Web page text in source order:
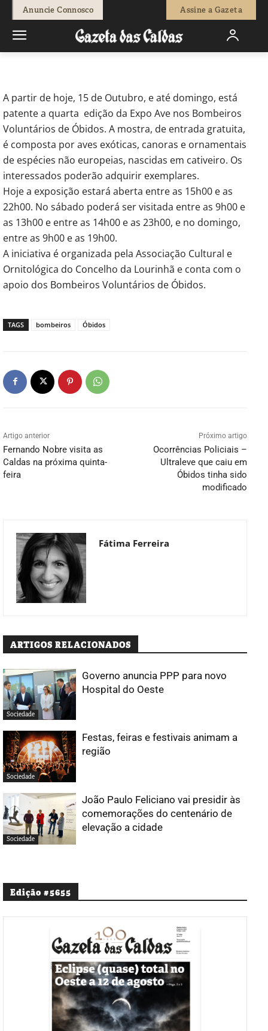
Anuncie Connosco Assine a Gazeta
Fátima Ferreira - 694 0
A partir de hoje, 15 de Outubro, e até domingo, está
patente a quarta edição da Expo Ave nos Bombeiros
Voluntários de Óbidos. A mostra, de entrada gratuita,
é composta por aves exóticas, canoras e ornamentais
de espécies não europeias, nascidas em cativeiro. Os
interessados poderão adquirir exemplares.
Hoje a exposição estará aberta entre as 15h00 e as
22h00. No sábado poderá ser visitada entre as 9h00 e
as 13h00 e entre as 14h00 e as 23h00, e no domingo,
entre as 9h00 e as 19h00.
A iniciativa é organizada pela Associação Cultural e
Ornitológica do Concelho da Lourinhã e conta com o
apoio dos Bombeiros Voluntários de Óbidos.
TAGS bombeiros Óbidos
Artigo anterior
Fernando Nobre visita as
Caldas na próxima quinta-
feira
Próximo artigo
Ocorrências Policiais –
Ultraleve que caiu em
Óbidos tinha sido
modificado
Fátima Ferreira
ARTIGOS RELACIONADOS
Sociedade
Governo anuncia PPP para novo
Hospital do Oeste
Sociedade
Festas, feiras e festivais animam a
região
Sociedade
João Paulo Feliciano vai presidir às
comemorações do centenário de
elevação a cidade
Edição #5655